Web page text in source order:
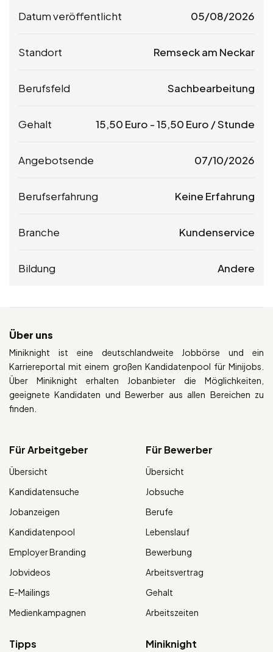
Datum veröffentlicht 05/08/2026
Standort Remseck am Neckar
Berufsfeld Sachbearbeitung
Gehalt 15,50 Euro -15,50 Euro / Stunde
Angebotsende 07/10/2026
Berufserfahrung Keine Erfahrung
Branche Kundenservice
Bildung Andere
Über uns
Miniknight ist eine deutschlandweite Jobbörse und ein
Karriereportal mit einem großen Kandidatenpool für Minijobs.
Über Miniknight erhalten Jobanbieter die Möglichkeiten,
geeignete Kandidaten und Bewerber aus allen Bereichen zu
finden.
Für Arbeitgeber
Übersicht
Kandidatensuche
Jobanzeigen
Kandidatenpool
Employer Branding
Jobvideos
E-Mailings
Medienkampagnen
Für Bewerber
Übersicht
Jobsuche
Berufe
Lebenslauf
Bewerbung
Arbeitsvertrag
Gehalt
Arbeitszeiten
Tipps Miniknight